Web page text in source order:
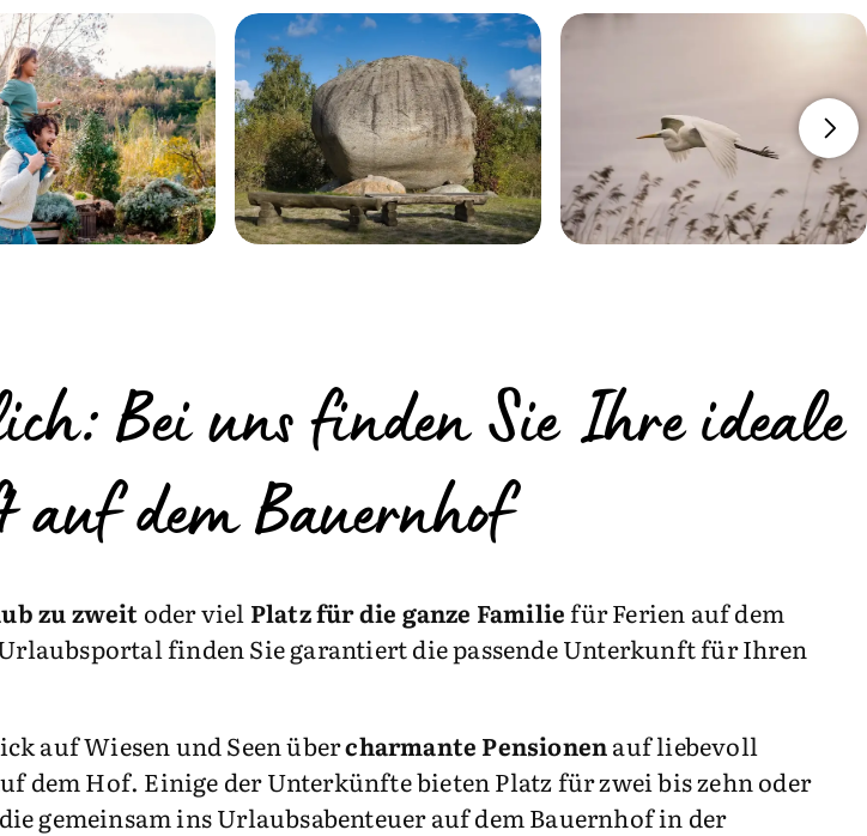
Bei uns finden Sie Ihre ideale
auf dem Bauernhof
zu zweit oder viel Platz für die ganze Familie für Ferien auf dem
finden Sie garantiert die passende Unterkunft für Ihren
auf Wiesen und Seen übercharmante Pensionenauf liebevoll
dem Hof. Einige der Unterkünfte bieten Platz für zwei bis zehn oder
gemeinsam ins Urlaubsabenteuer auf dem Bauernhof in der